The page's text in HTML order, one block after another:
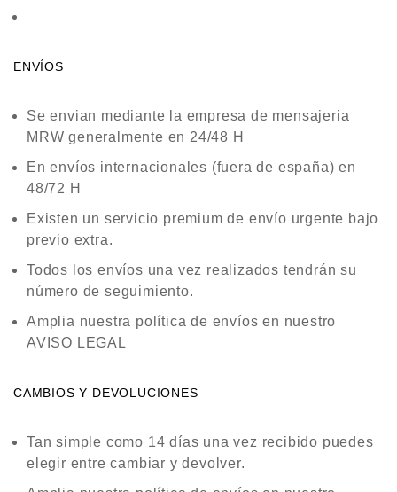
ENVÍOS
Se envian mediante la empresa de mensajeria
MRW generalmente en 24/48 H
En envíos internacionales (fuera de españa) en
48/72 H
Existen un servicio premium de envío urgente bajo
previo extra.
Todos los envíos una vez realizados tendrán su
número de seguimiento.
Amplia nuestra política de envíos en nuestro
AVISO LEGAL
CAMBIOS Y DEVOLUCIONES
Tan simple como 14 días una vez recibido puedes
elegir entre cambiar y devolver.